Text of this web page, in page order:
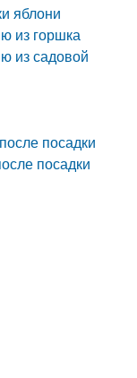
яблони
из горшка
из садовой
посадки
посадки